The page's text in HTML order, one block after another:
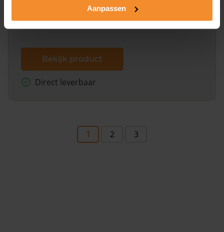
Aanpassen
dit inclusief de luchtfoto!
Bekijk product
Direct leverbaar
1 2 3